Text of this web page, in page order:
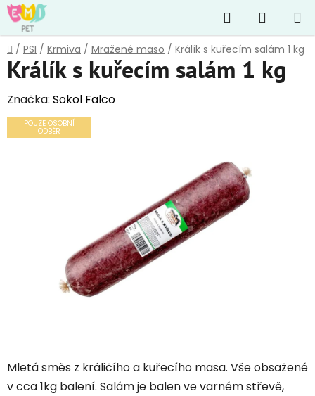
Přejít
na
obsah
Hledat
KOŠÍK
Domů
/ PSI / Krmiva / Mražené maso / Králík s kuřecím salám 1 kg
Mletá směs z králičího a kuřecího masa. Vše obsažené
v cca 1kg balení. Salám je balen ve varném střevě,
Králík s kuřecím salám 1 kg
Značka: Sokol Falco
POUZE OSOBNÍ
ODBĚR